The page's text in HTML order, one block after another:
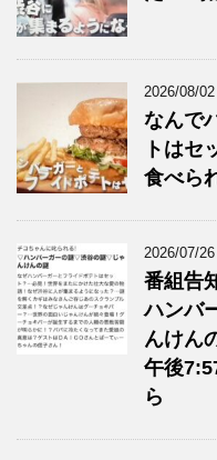
2026/08/02
なんで
トはセ
食べら
2026/07/26
番組告
ハンバ
んけん
午後
ら